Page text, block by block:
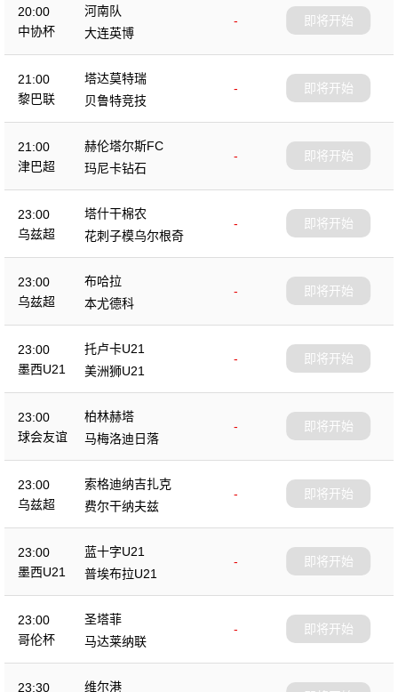
20:00
中协杯
河南队
-
大连英博
即将开始
21:00
黎巴联
塔达莫特瑞
-
贝鲁特竞技
即将开始
21:00
津巴超
赫伦塔尔斯FC
-
玛尼卡钻石
即将开始
23:00
乌兹超
塔什干棉农
-
花刺子模乌尔根奇
即将开始
23:00
乌兹超
布哈拉
-
本尤德科
即将开始
23:00
墨西U21
托卢卡U21
-
美洲狮U21
即将开始
23:00
球会友谊
柏林赫塔
-
马梅洛迪日落
即将开始
23:00
乌兹超
索格迪纳吉扎克
-
费尔干纳夫兹
即将开始
23:00
墨西U21
蓝十字U21
-
普埃布拉U21
即将开始
23:00
哥伦杯
圣塔菲
-
马达莱纳联
即将开始
23:30 维尔港